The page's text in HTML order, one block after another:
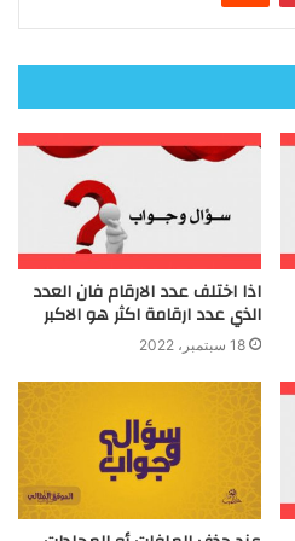
اذا اختلف عدد الارقام فان العدد
الذي عدد ارقامة اكثر هو الاكبر
18 سبتمبر، 2022